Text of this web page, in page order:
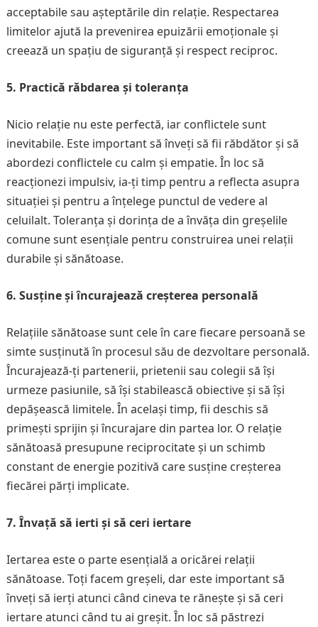
acceptabile sau așteptările din relație. Respectarea
limitelor ajută la prevenirea epuizării emoționale și
creează un spațiu de siguranță și respect reciproc.
5. Practică răbdarea și toleranța
Nicio relație nu este perfectă, iar conflictele sunt
inevitabile. Este important să înveți să fii răbdător și să
abordezi conflictele cu calm și empatie. În loc să
reacționezi impulsiv, ia-ți timp pentru a reflecta asupra
situației și pentru a înțelege punctul de vedere al
celuilalt. Toleranța și dorința de a învăța din greșelile
comune sunt esențiale pentru construirea unei relații
durabile și sănătoase.
6. Susține și încurajează creșterea personală
Relațiile sănătoase sunt cele în care fiecare persoană se
simte susținută în procesul său de dezvoltare personală.
Încurajează-ți partenerii, prietenii sau colegii să își
urmeze pasiunile, să își stabilească obiective și să își
depășească limitele. În același timp, fii deschis să
primești sprijin și încurajare din partea lor. O relație
sănătoasă presupune reciprocitate și un schimb
constant de energie pozitivă care susține creșterea
fiecărei părți implicate.
7. Învață să ierti și să ceri iertare
Iertarea este o parte esențială a oricărei relații
sănătoase. Toți facem greșeli, dar este important să
înveți să ierți atunci când cineva te rănește și să ceri
iertare atunci când tu ai greșit. În loc să păstrezi